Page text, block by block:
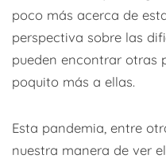
poco más acerca de
perspectiva sobre las
pueden encontrar otras
poquito más a ellas.
Esta pandemia, entre
nuestra manera de ver